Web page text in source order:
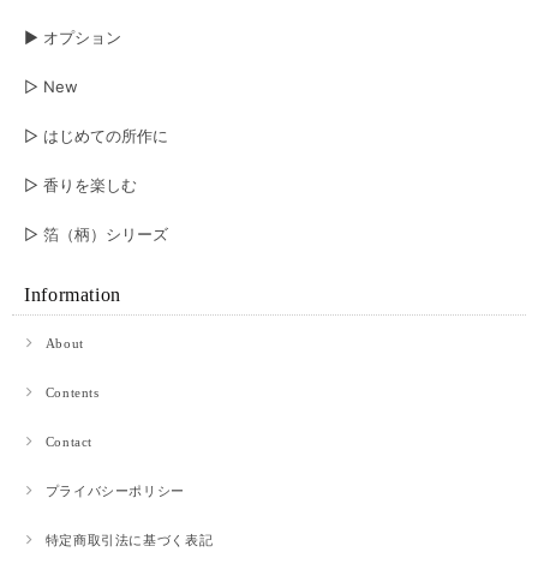
▶︎ オプション
▷ New
▷ はじめての所作に
▷ 香りを楽しむ
▷ 箔（柄）シリーズ
Information
About
Contents
Contact
プライバシーポリシー
特定商取引法に基づく表記